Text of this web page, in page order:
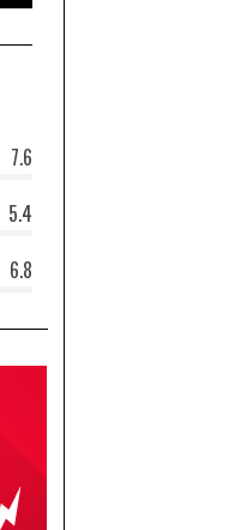
7.6
5.4
6.8